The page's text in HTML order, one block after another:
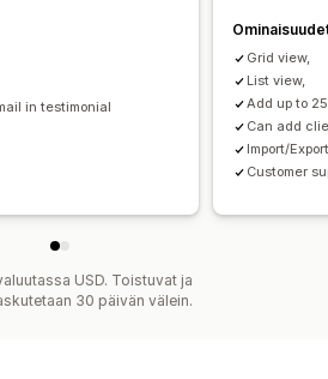
in testimonial
Grid view,
List view,
Add up to
Can add
Import/
Customer
USD. Toistuvat ja
30 päivän välein.